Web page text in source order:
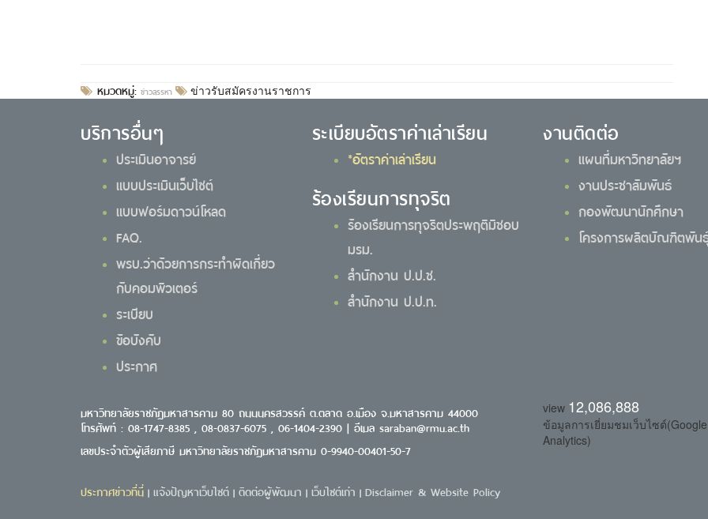
หมวดหมู่: ข่าวสรรหา ข่าวรับสมัครงานราชการ
บริการอื่นๆ
ประเมินอาจารย์
แบบประเมินเว็บไซต์
แบบฟอร์มดาวน์โหลด
FAQ.
พรบ.ว่าด้วยการกระทำผิดเกี่ยว
กับคอมพิวเตอร์
ระเบียบ
ข้อบังคับ
ประกาศ
ระเบียบอัตราค่าเล่าเรียน
*อัตราค่าเล่าเรียน
ร้องเรียนการทุจริต
ร้องเรียนการทุจริตประพฤติมิชอบ
มรม.
สำนักงาน ป.ป.ช.
สำนักงาน ป.ป.ท.
งานติดต่อ
แผนที่มหาวิทยาลัยฯ
งานประชาสัมพันธ์
กองพัฒนานักศึกษา
โครงการผลิตบัณฑิตพัน
มหาวิทยาลัยราชภัฏมหาสารคาม 80 ถนนนครสวรรค์ ต.ตลาด อ.เมือง จ.มหาสารคาม 44000
โทรศัพท์ : 08-1747-8385 , 08-0837-6075 , 06-1404-2390 | อีเมล saraban@rmu.ac.th
เลขประจำตัวผู้เสียภาษี มหาวิทยาลัยราชภัฏมหาสารคาม 0-9940-00401-50-7
ประกาศข่าวที่นี่ | แจ้งปัญหาเว็บไซต์ | ติดต่อผู้พัฒนา | เว็บไซต์เก่า | Disclaimer & Website Policy
view 12,086,888
ข้อมูลการเยี่ยมชมเว็บไซต์(Google
Analytics)